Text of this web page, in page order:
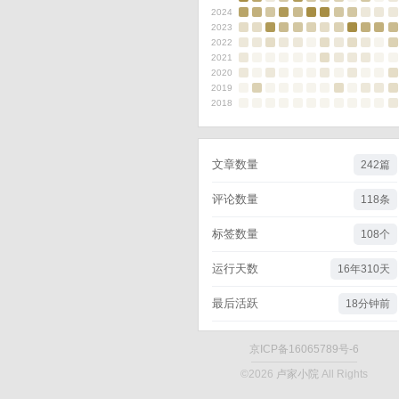
2024
2023
2022
2021
2020
2019
2018
文章数量 242篇
评论数量 118条
标签数量 108个
运行天数 16年310天
最后活跃 18分钟前
京ICP备16065789号-6
©2026 卢家小院All Rights